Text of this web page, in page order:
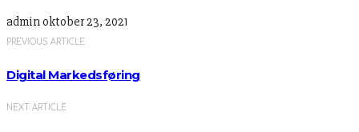
adminoktober 23, 2021
PREVIOUS ARTICLE
Digital Markedsføring
NEXT ARTICLE